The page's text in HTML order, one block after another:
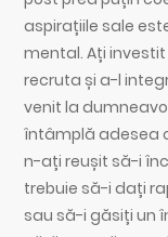
aspirațiile sale
mental. Ați
recruta și a-l
venit la
întâmplă adesea
n-ați reușit să-i
trebuie să-i dați
sau să-i găsiți un